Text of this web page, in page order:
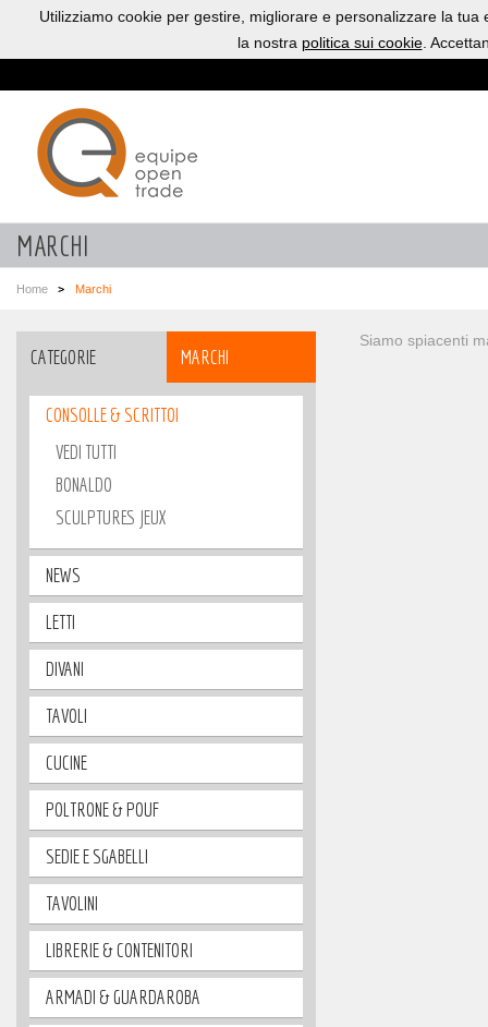
Utilizziamo cookie per gestire, migliorare e personalizzare la
la nostra politica sui cookie.
MARCHI
Home Marchi
CATEGORIE MARCHI
CONSOLLE & SCRITTOI
VEDI TUTTI
BONALDO
SCULPTURES JEUX
NEWS
LETTI
DIVANI
TAVOLI
CUCINE
POLTRONE & POUF
SEDIE E SGABELLI
TAVOLINI
LIBRERIE & CONTENITORI
ARMADI & GUARDAROBA
Siamo spiacenti